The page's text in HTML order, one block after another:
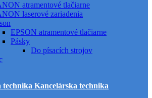
atramentové tlačiarne
laserové zariadenia
EPSON atramentové tlačiarne
Pásky
Do písacích strojov
Kancelárska technika